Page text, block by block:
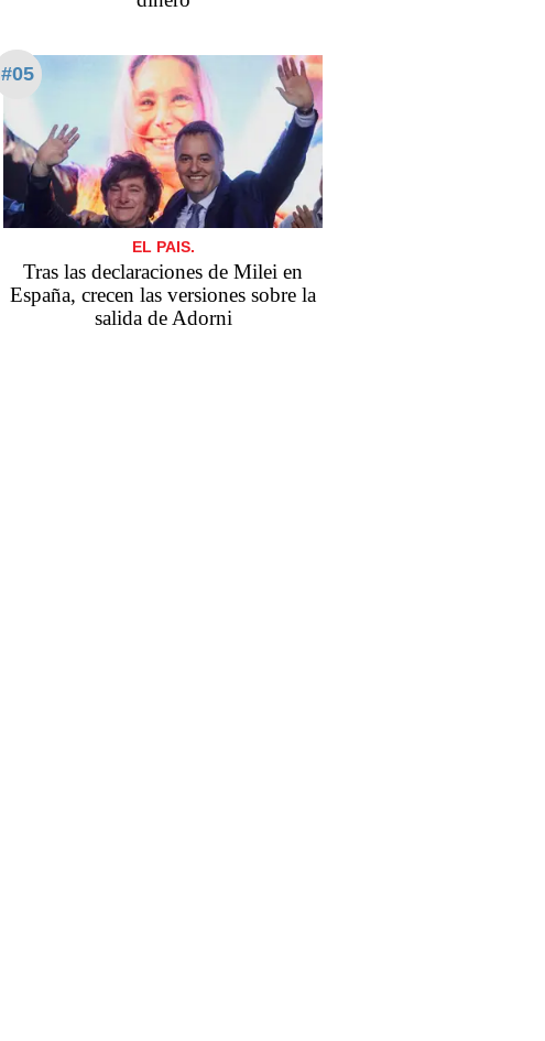
#05
EL PAIS.
Tras las declaraciones de Milei en
España, crecen las versiones sobre la
salida de Adorni